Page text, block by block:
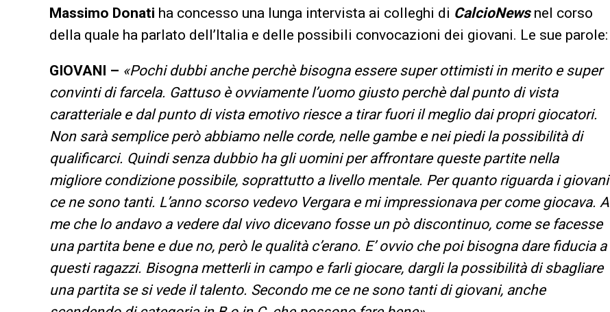
Massimo Donati ha concesso una lunga intervista ai colleghi di CalcioNews nel corso
della quale ha parlato dell’Italia e delle possibili convocazioni dei giovani. Le sue parole:
GIOVANI – «Pochi dubbi anche perchè bisogna essere super ottimisti in merito e super
convinti di farcela. Gattuso è ovviamente l’uomo giusto perchè dal punto di vista
caratteriale e dal punto di vista emotivo riesce a tirar fuori il meglio dai propri giocatori.
Non sarà semplice però abbiamo nelle corde, nelle gambe e nei piedi la possibilità di
qualificarci. Quindi senza dubbio ha gli uomini per affrontare queste partite nella
migliore condizione possibile, soprattutto a livello mentale. Per quanto riguarda i giovani
ce ne sono tanti. L’anno scorso vedevo Vergara e mi impressionava per come giocava. A
me che lo andavo a vedere dal vivo dicevano fosse un pò discontinuo, come se facesse
una partita bene e due no, però le qualità c’erano. E’ ovvio che poi bisogna dare fiducia a
questi ragazzi. Bisogna metterli in campo e farli giocare, dargli la possibilità di sbagliare
una partita se si vede il talento. Secondo me ce ne sono tanti di giovani, anche